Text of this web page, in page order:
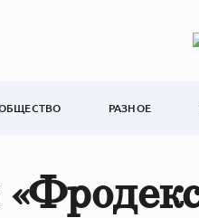
РАЗНОЕ